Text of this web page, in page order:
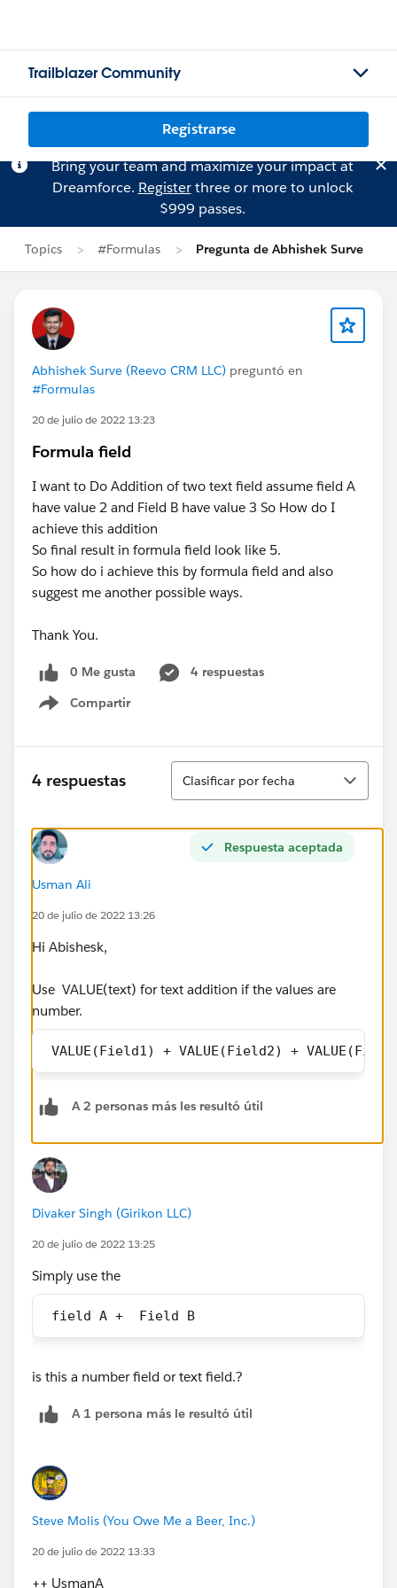
Trailblazer Community
Registrarse
Bring your team and maximize your impact at
Dreamforce. Registerthree or more to unlock
$999 passes.
Topics #Formulas Pregunta de Abhishek Surve
Abhishek Surve (Reevo CRM LLC) preguntó en
#Formulas
20 de julio de 2022 13:23
Formula field
I want to Do Addition of two text field assume field A
have value 2 and Field B have value 3 So How do I
achieve this addition
So final result in formula field look like 5.
So how do i achieve this by formula field and also
suggest me another possible ways.
Thank You.
0 Me gusta
4 respuestas
Compartir
Show menu
4 respuestas
Ordenar
Clasificar por fecha
Respuesta aceptada
Usman Ali
20 de julio de 2022 13:26
Hi Abishesk,
Use VALUE(text) for text addition if the values are
number.
VALUE(Field1) + VALUE(Field2) +
A 2 personas más les resultó útil
Divaker Singh (Girikon LLC)
20 de julio de 2022 13:25
Simply use the
field A +  Field B
is this a number field or text field.?
A 1 persona más le resultó útil
Steve Molis (You Owe Me a Beer, Inc.)
20 de julio de 2022 13:33
++ UsmanA